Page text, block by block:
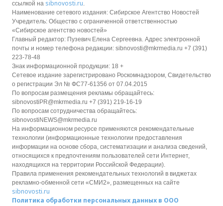
ссылкой на sibnovosti.ru.
Наименование сетевого издания: Сибирское Агентство Новостей
Учредитель: Общество с ограниченной ответственностью
«Сибирское агентство новостей»
Главный редактор: Пузевич Елена Сергеевна. Адрес электронной
почты и номер телефона редакции: sibnovosti@mkrmedia.ru +7 (391)
223-78-48
Знак информационной продукции: 18 +
Сетевое издание зарегистрировано Роскомнадзором, Свидетельство
о регистрации Эл № ФС77-61356 от 07.04.2015
По вопросам размещения рекламы обращайтесь:
sibnovostiPR@mkrmedia.ru +7 (391) 219-16-19
По вопросам сотрудничества обращайтесь:
sibnovostiNEWS@mkrmedia.ru
На информационном ресурсе применяются рекомендательные
технологии (информационные технологии предоставления
информации на основе сбора, систематизации и анализа сведений,
относящихся к предпочтениям пользователей сети Интернет,
находящихся на территории Российской Федерации).
Правила применения рекомендательных технологий в виджетах
рекламно-обменной сети «СМИ2», размещенных на сайте
sibnovosti.ru
Политика обработки персональных данных в ООО